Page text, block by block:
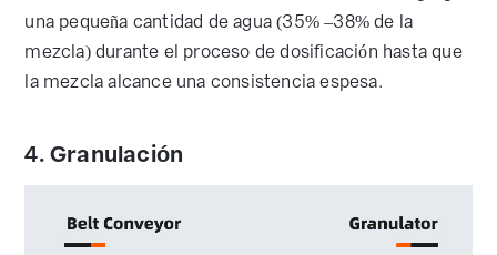
una pequeña cantidad de agua (35% –38% de la
mezcla) durante el proceso de dosificación hasta que
la mezcla alcance una consistencia espesa.
4. Granulación